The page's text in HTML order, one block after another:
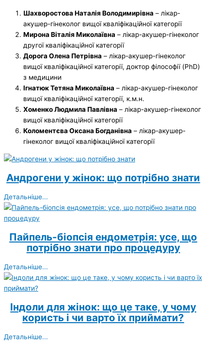
Шахворостова Наталія Володимирівна – лікар-
акушер-гінеколог вищої кваліфікаційної категорії
Мирона Віталія Миколаївна – лікар-акушер-гінеколог
другої кваліфікаційної категорії
Дорога Олена Петрівна – лікар-акушер-гінеколог
вищої кваліфікаційної категорії, доктор філософії (PhD)
з медицини
Ігнатюк Тетяна Миколаївна – лікар-акушер-гінеколог
вищої кваліфікаційної категорії, к.м.н.
Хоменко Людмила Павлівна – лікар-акушер-гінеколог
вищої кваліфікаційної категорії
Коломентєва Оксана Богданівна – лікар-акушер-
гінеколог вищої кваліфікаційної категорії
Андрогени у жінок: що потрібно знати
Детальніше...
Пайпель-біопсія ендометрія: усе, що
потрібно знати про процедуру
Детальніше...
Індоли для жінок: що це таке, у чому
користь і чи варто їх приймати?
Детальніше...